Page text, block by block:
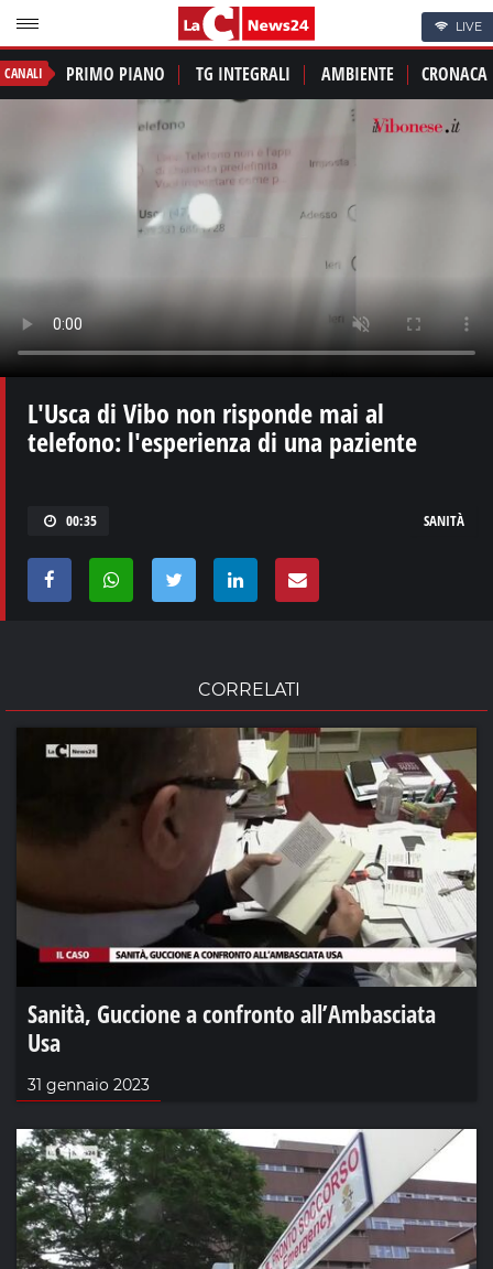
LIVE
CANALI PRIMO PIANO TG INTEGRALI AMBIENTE CRONACA
L'Usca di Vibo non risponde mai al
telefono: l'esperienza di una paziente
00:35 SANITÀ
CORRELATI
Sanità, Guccione a confronto all’Ambasciata
Usa
31 gennaio 2023